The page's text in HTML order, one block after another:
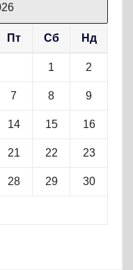
Пт Сб Нд
1 2
7 8 9
14 15 16
21 22 23
28 29 30